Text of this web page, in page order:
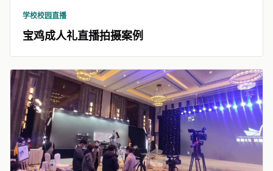
学校校园直播
宝鸡成人礼直播拍摄案例